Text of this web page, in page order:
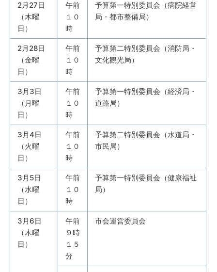
2月27日
（木曜
日）
午前
１０
時
予算第一特別委員会（病院経営
局・都市整備局）
2月28日
（金曜
日）
午前
１０
時
予算第二特別委員会（消防局・
文化観光局）
3月3日
（月曜
日）
午前
１０
時
予算第一特別委員会（経済局・
道路局）
3月4日
（火曜
日）
午前
１０
時
予算第二特別委員会（水道局・
市民局）
3月5日
（水曜
日）
午前
１０
時
予算第一特別委員会（健康福祉
局）
3月6日
（木曜
日）
午前
９時
１５
分
市会運営委員会